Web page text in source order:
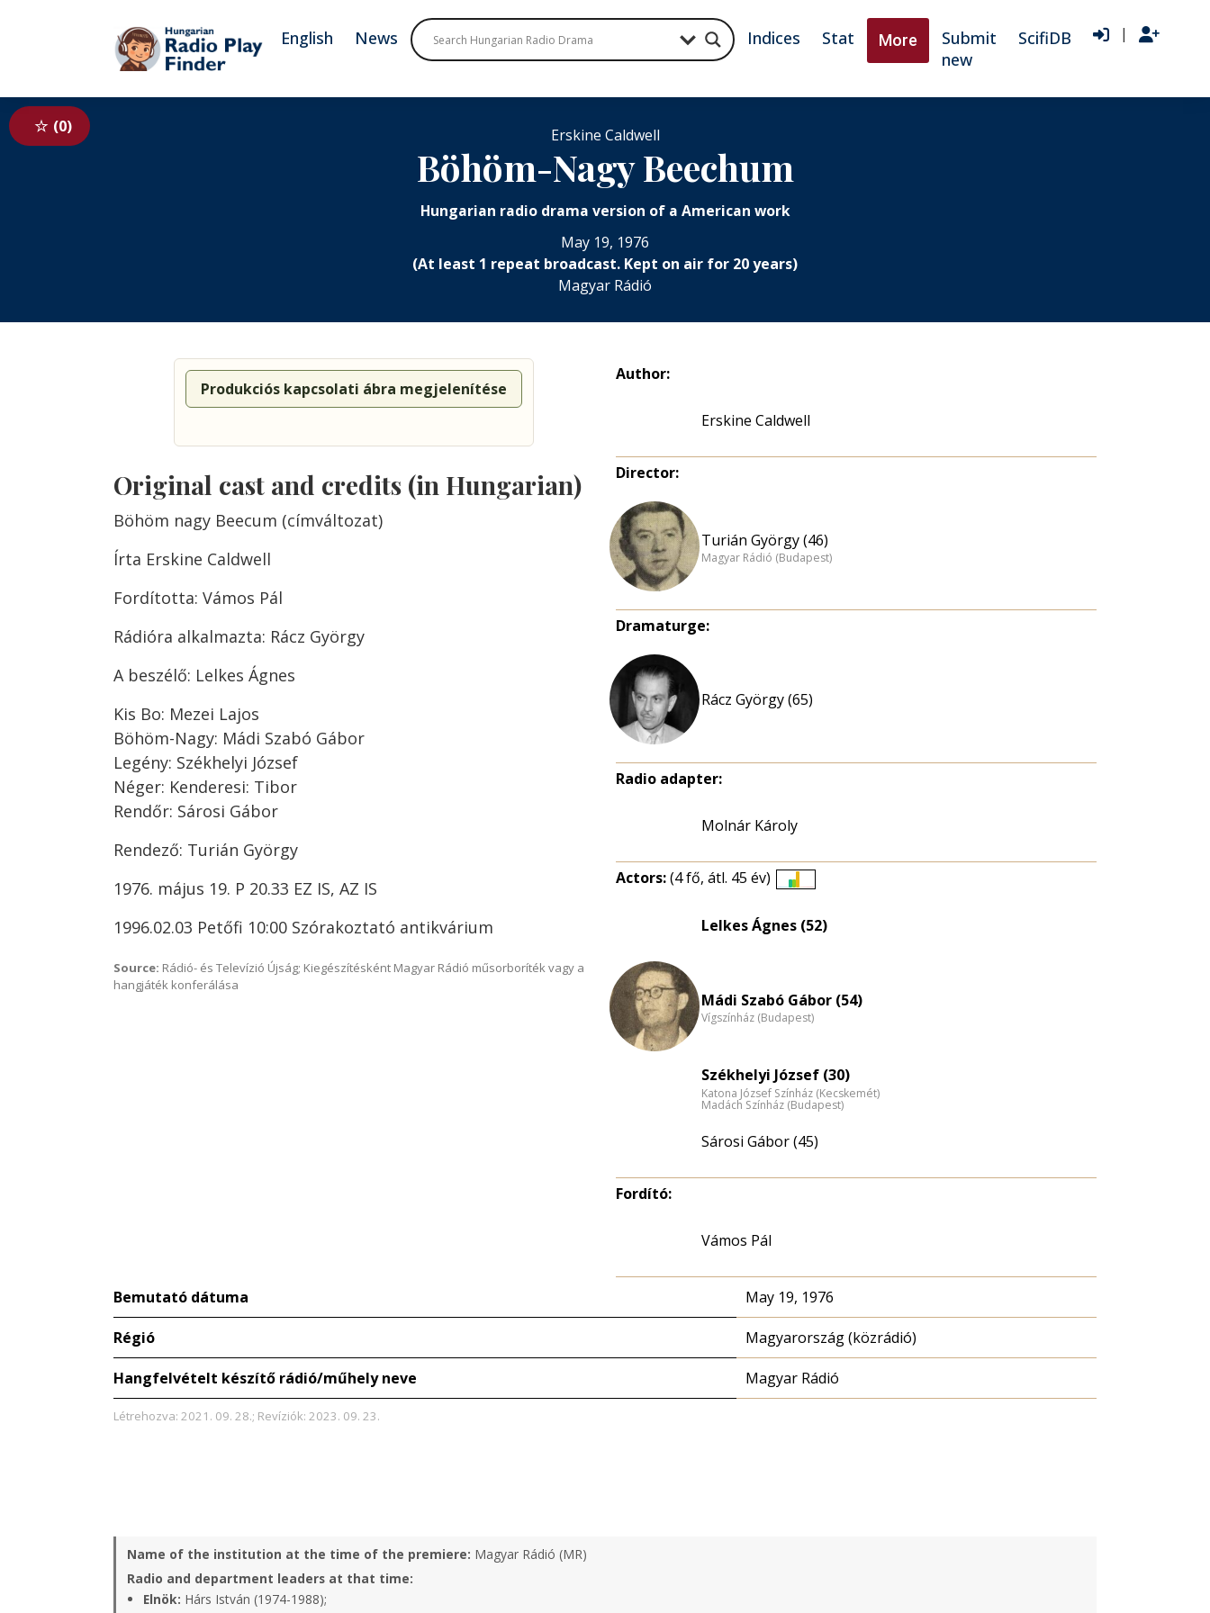
English News Indices Stat More
Submit
new
ScifiDB |
0 Erskine Caldwell
Böhöm-Nagy Beechum
Hungarian radio drama version of a American work
May 19, 1976
(At least 1 repeat broadcast. Kept on air for 20 years)
Magyar Rádió
Produkciós kapcsolati ábra megjelenítése
Original cast and credits (in Hungarian)
Böhöm nagy Beecum (címváltozat)
Írta Erskine Caldwell
Fordította: Vámos Pál
Rádióra alkalmazta: Rácz György
A beszélő: Lelkes Ágnes
Kis Bo: Mezei Lajos
Böhöm-Nagy: Mádi Szabó Gábor
Legény: Székhelyi József
Néger: Kenderesi: Tibor
Rendőr: Sárosi Gábor
Rendező: Turián György
1976. május 19. P 20.33 EZ IS, AZ IS
1996.02.03 Petőfi 10:00 Szórakoztató antikvárium
Source: Rádió- és Televízió Újság; Kiegészítésként Magyar Rádió műsorboríték vagy a
hangjáték konferálása
Author:
Erskine Caldwell
Director:
Turián György (46)
Magyar Rádió (Budapest)
Dramaturge:
Rácz György (65)
Radio adapter:
Molnár Károly
Actors:(4 fő, átl. 45 év)
eloszlás
Lelkes Ágnes (52)
Mádi Szabó Gábor (54)
Vígszínház (Budapest)
Székhelyi József (30)
Katona József Színház (Kecskemét)
Madách Színház (Budapest)
Sárosi Gábor (45)
Fordító:
Vámos Pál
Bemutató dátuma May 19, 1976
Régió Magyarország (közrádió)
Hangfelvételt készítő rádió/műhely neve Magyar Rádió
Létrehozva: 2021. 09. 28.; Revíziók: 2023. 09. 23.
Name of the institution at the time of the premiere: Magyar Rádió (MR)
Radio and department leaders at that time:
Elnök: Hárs István (1974-1988);